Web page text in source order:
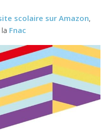
scolaire sur Amazon,
Fnac